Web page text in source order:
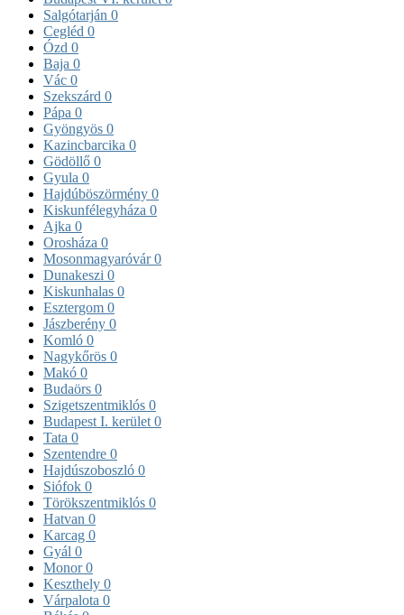
Salgótarján 0
Cegléd 0
Ózd 0
Baja 0
Vác 0
Szekszárd 0
Pápa 0
Gyöngyös 0
Kazincbarcika 0
Gödöllő 0
Gyula 0
Hajdúböszörmény 0
Kiskunfélegyháza 0
Ajka 0
Orosháza 0
Mosonmagyaróvár0
Dunakeszi 0
Kiskunhalas 0
Esztergom 0
Jászberény 0
Komló 0
Nagykőrös 0
Makó 0
Budaörs 0
Szigetszentmiklós 0
Budapest I. kerület 0
Tata 0
Szentendre 0
Hajdúszoboszló 0
Siófok 0
Törökszentmiklós 0
Hatvan 0
Karcag 0
Gyál 0
Monor0
Keszthely 0
Várpalota 0